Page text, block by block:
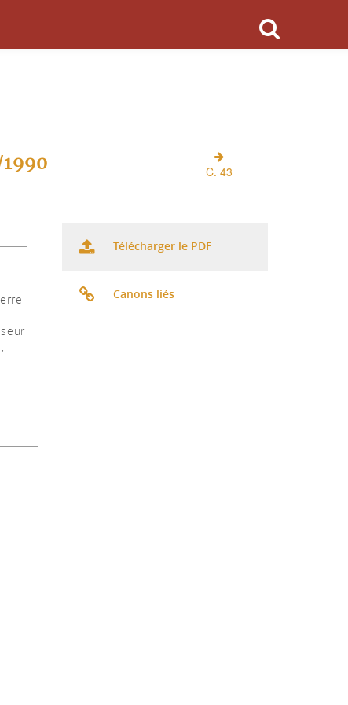
C. 43
Télécharger le PDF
Canons liés